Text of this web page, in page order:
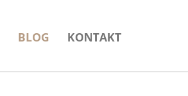
BLOG KONTAKT